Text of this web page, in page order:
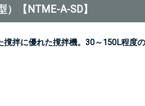
）【NTME-A-SD】
撹拌に優れた撹拌機。30～150L程度